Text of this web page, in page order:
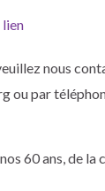
lien
nous
ou par
60 ans, de la